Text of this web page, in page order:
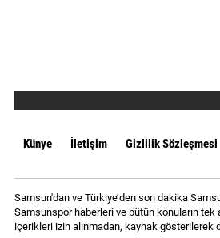
Künye İletişim Gizlilik Sözleşmesi
Samsun'dan ve Türkiye’den son dakika
Samsunspor haberleri ve bütün konuların tek
içerikleri izin alınmadan, kaynak gösterilerek